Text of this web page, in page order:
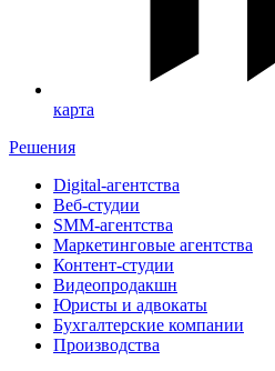
карта
Решения
Digital-агентства
Веб-студии
SMM-агентства
Маркетинговые агентства
Контент-студии
Видеопродакшн
Юристы и адвокаты
Бухгалтерские компании
Производства